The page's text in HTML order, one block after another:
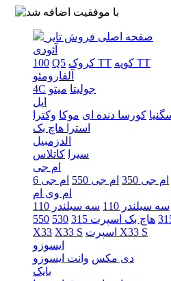
صفحه اصلی فروش تایر
آئودی
100 Q5 کروک TT
کوپه TT
آلفارومئو
4C
جولیتا میتو
اپل
کورسا دنده ای موکا وکترا
استرا هاچ بک
الدزمبیل
سیرا
کاتلاس
ام جی
ام جی 350 ام جی 550 ام جی 6
ام وی ام
سه سیلندر 110
هاچ بک اسپرت 315 530
550
X33 X33 S
اسپرت X33 S
ایسوزو
دی مکس وانت ایسوزو
بایک